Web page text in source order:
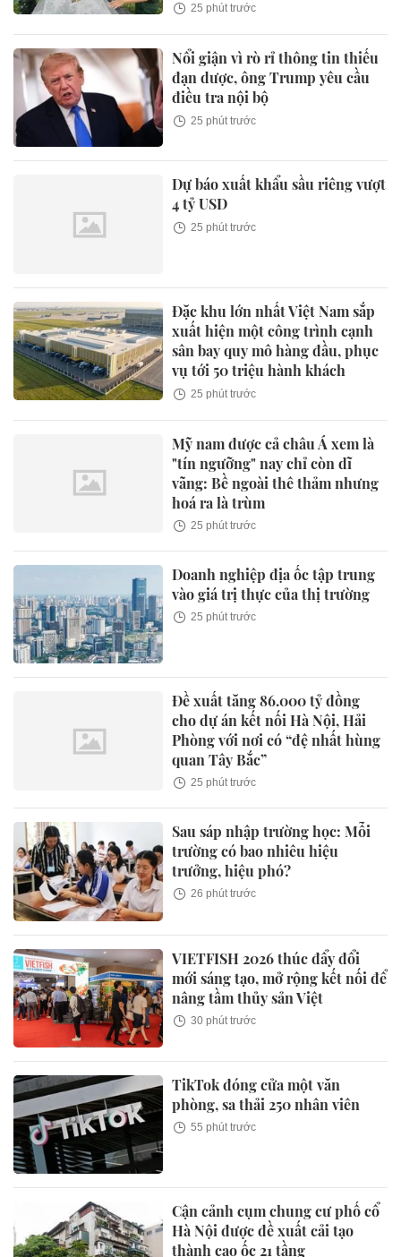
25 phút trước
Nổi giận vì rò rỉ thông tin thiếu
đạn dược, ông Trump yêu cầu
điều tra nội bộ
25 phút trước
Dự báo xuất khẩu sầu riêng vượt
4 tỷ USD
25 phút trước
Đặc khu lớn nhất Việt Nam sắp
xuất hiện một công trình cạnh
sân bay quy mô hàng đầu, phục
vụ tới 50 triệu hành khách
25 phút trước
Mỹ nam được cả châu Á xem là
"tín ngưỡng" nay chỉ còn dĩ
vãng: Bề ngoài thê thảm nhưng
hoá ra là trùm
25 phút trước
Doanh nghiệp địa ốc tập trung
vào giá trị thực của thị trường
25 phút trước
Đề xuất tăng 86.000 tỷ đồng
cho dự án kết nối Hà Nội, Hải
Phòng với nơi có “đệ nhất hùng
quan Tây Bắc”
25 phút trước
Sau sáp nhập trường học: Mỗi
trường có bao nhiêu hiệu
trưởng, hiệu phó?
26 phút trước
VIETFISH 2026 thúc đẩy đổi
mới sáng tạo, mở rộng kết nối để
nâng tầm thủy sản Việt
30 phút trước
TikTok đóng cửa một văn
phòng, sa thải 250 nhân viên
55 phút trước
Cận cảnh cụm chung cư phố cổ
Hà Nội được đề xuất cải tạo
thành cao ốc 21 tầng